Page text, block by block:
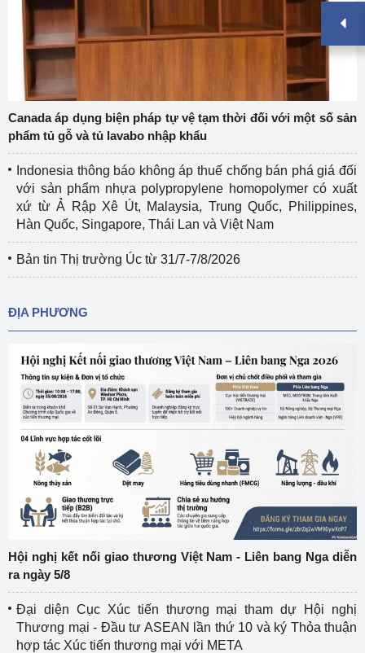
Canada áp dụng biện pháp tự vệ tạm thời đối với một số sản
phẩm tủ gỗ và tủ lavabo nhập khẩu
Indonesia thông báo không áp thuế chống bán phá giá đối
với sản phẩm nhựa polypropylene homopolymer có xuất
xứ từ Ả Rập Xê Út, Malaysia, Trung Quốc, Philippines,
Hàn Quốc, Singapore, Thái Lan và Việt Nam
Bản tin Thị trường Úc từ 31/7-7/8/2026
ĐỊA PHƯƠNG
Hội nghị kết nối giao thương Việt Nam - Liên bang Nga diễn
ra ngày 5/8
Đại diện Cục Xúc tiến thương mại tham dự Hội nghị
Thương mại - Đầu tư ASEAN lần thứ 10 và ký Thỏa thuận
hợp tác Xúc tiến thương mại với META